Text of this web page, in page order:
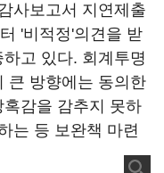
사보고서 지연제출
'비적정'의견을 받
고 있다. 회계투명
큰 방향에는 동의한
감을 감추지 못하
는 등 보완책 마련